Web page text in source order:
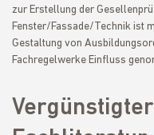
zur Erstellung der
Fenster/Fassade/Technik ist
Gestaltung von
Fachregelwerke Einfluss